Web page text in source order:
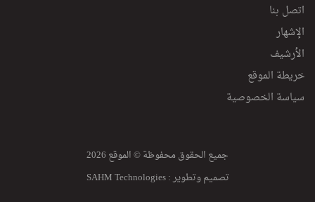
اتصل بنا
الإشهار
الأرشيف
خريطة الموقع
سياسة الخصوصية
جميع الحقوق محفوظة © الموقع 2026
تصميم وتطوير :SAHM Technologies